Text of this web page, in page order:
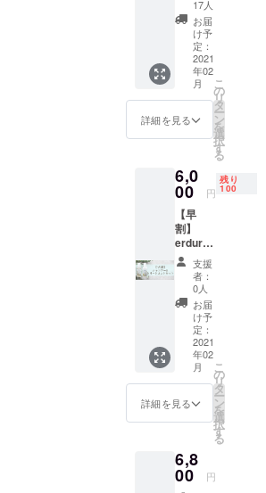
スパ
シャン
プー＆
炭酸ス
パト
リート
メント
のセッ
ト
（300m
ル） 純
度の高
い水で
生成さ
れる、
炭酸ガ
スの極
小の泡
(=マイ
クロバ
ブル)が
ふくま
れた
ALTI(ア
ルティ)
オリジ
ナルの
プー&ト
リート
メント
17人
お届
け予
定：
2021
年02
月
詳細を見る
こ
の
リ
タ
ー
ン
を
選
択
す
る
6,0
00 円
残り
100
【早
割】
erdure(
エル
デュー
ル)炭酸
スパ
シャン
プー＆
炭酸ス
パト
リート
メント
のセッ
ト
（300m
ル） 純
度の高
い水で
支援
者：
0人
お届
け予
定：
2021
年02
月
詳細を見る
こ
の
リ
タ
ー
ン
を
選
択
す
る
6,8
00 円